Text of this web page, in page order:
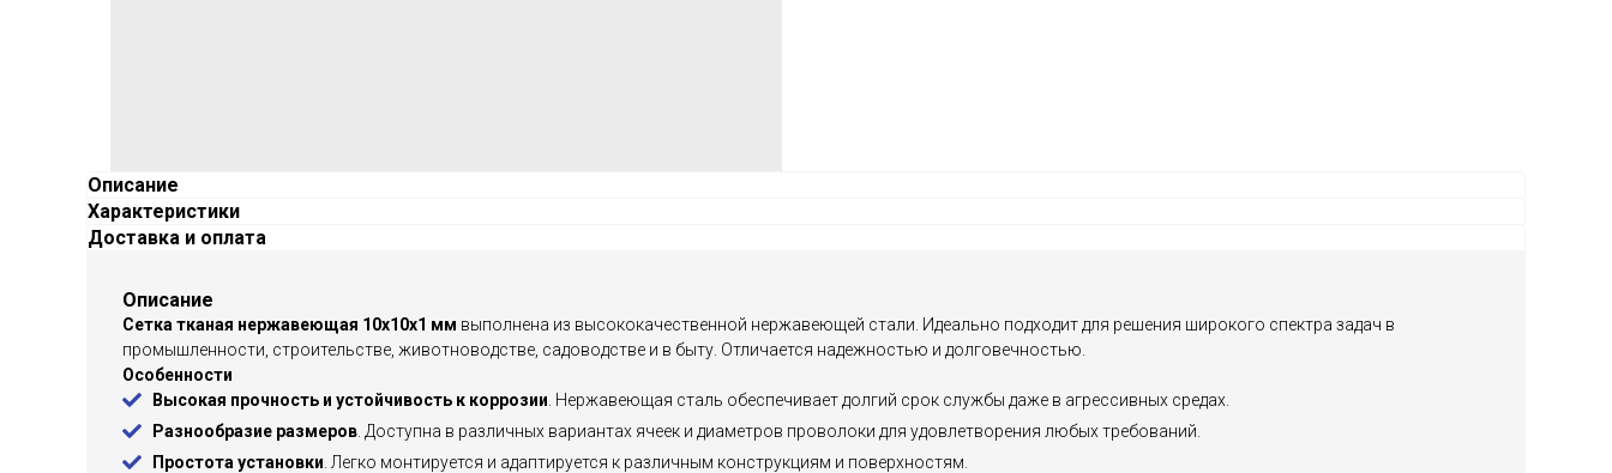
Описание
Характеристики
Доставка и оплата
Описание
Сетка тканая нержавеющая 10х10х1 мм выполнена из высококачественной нержавеющей стали. Идеально подходит для решения широкого спектра задач в
промышленности, строительстве, животноводстве, садоводстве и в быту. Отличается надежностью и долговечностью.
Особенности
Высокая прочность и устойчивость к коррозии . Нержавеющая сталь обеспечивает долгий срок службы даже в агрессивных средах.
Разнообразие размеров . Доступна в различных вариантах ячеек и диаметров проволоки для удовлетворения любых требований.
Простота установки . Легко монтируется и адаптируется к различным конструкциям и поверхностям.